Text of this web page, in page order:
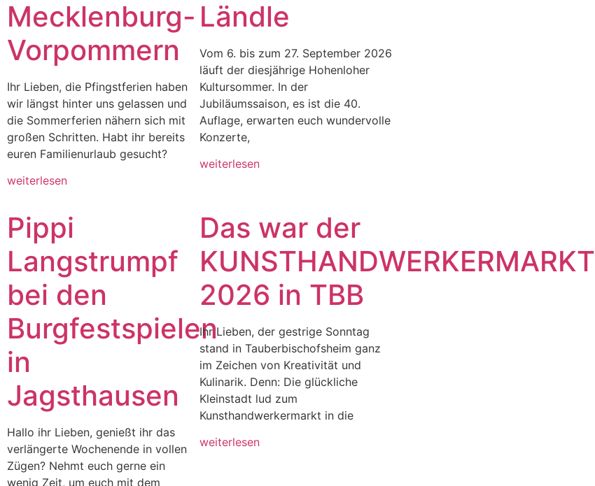
Mecklenburg-
Vorpommern
Ihr Lieben, die Pfingstferien haben
wir längst hinter uns gelassen und
die Sommerferien nähern sich mit
großen Schritten. Habt ihr bereits
euren Familienurlaub gesucht?
weiterlesen
Ländle
Vom 6. bis zum 27. September 2026
läuft der diesjährige Hohenloher
Kultursommer. In der
Jubiläumssaison, es ist die 40.
Auflage, erwarten euch wundervolle
Konzerte,
weiterlesen
Pippi
Langstrumpf
bei den
Burgfestspielen
in
Jagsthausen
Hallo ihr Lieben, genießt ihr das
verlängerte Wochenende in vollen
Zügen? Nehmt euch gerne ein
wenig Zeit, um euch mit dem
Das war der
KUNSTHANDWERKERMARKT
2026 in TBB
Ihr Lieben, der gestrige Sonntag
stand in Tauberbischofsheim ganz
im Zeichen von Kreativität und
Kulinarik. Denn: Die glückliche
Kleinstadt lud zum
Kunsthandwerkermarkt in die
weiterlesen